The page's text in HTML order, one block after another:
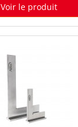
Voir le produit